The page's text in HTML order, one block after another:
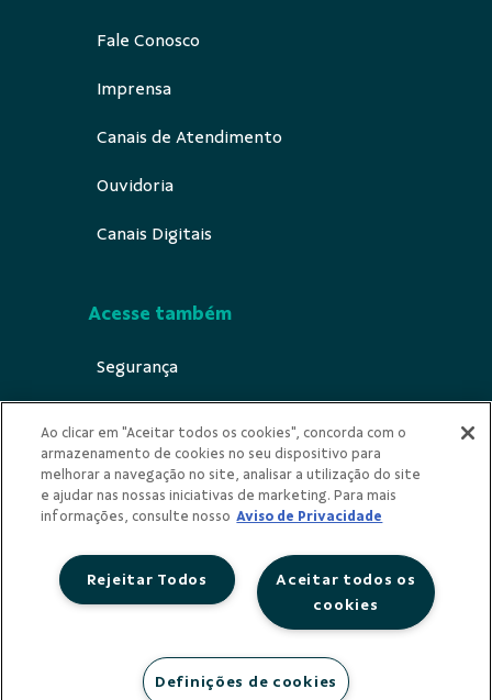
Fale Conosco
Imprensa
Canais de Atendimento
Ouvidoria
Canais Digitais
Acesse também
Segurança
Privacidade
Urna Ética
Ao clicar em "Aceitar todos os cookies", concorda com o
armazenamento de cookies no seu dispositivo para
melhorar a navegação no site, analisar a utilização do site
e ajudar nas nossas iniciativas de marketing. Para mais
informações, consulte nosso Aviso de Privacidade
Aceitar todos os
cookies
Rejeitar Todos
Definições de cookies